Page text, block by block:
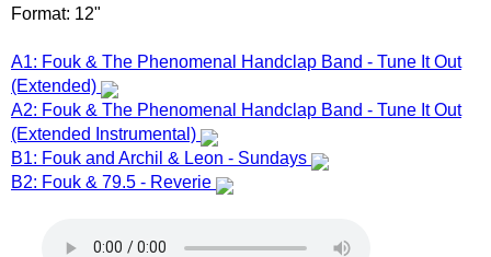
Format: 12"
A1: Fouk & The Phenomenal Handclap Band - Tune It Out
(Extended)
A2: Fouk & The Phenomenal Handclap Band - Tune It Out
(Extended Instrumental)
B1: Fouk and Archil & Leon - Sundays
B2: Fouk & 79.5 - Reverie